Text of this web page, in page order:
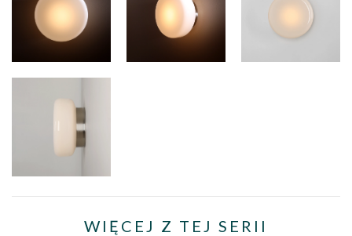
WIĘCEJ Z TEJ SERII